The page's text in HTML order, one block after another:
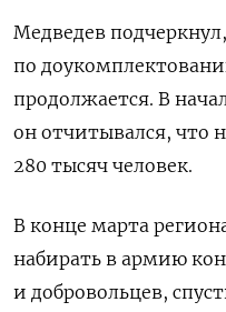
Медведев
по
продолжается. В
он отчитывался, что
280 тысяч человек.
В конце марта
набирать в армию
и добровольцев,